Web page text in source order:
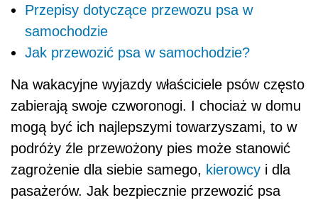
Przepisy dotyczące przewozu psa w
samochodzie
Jak przewozić psa w samochodzie?
Na wakacyjne wyjazdy właściciele psów często
zabierają swoje czworonogi. I chociaż w domu
mogą być ich najlepszymi towarzyszami, to w
podróży źle przewożony pies może stanowić
zagrożenie dla siebie samego, kierowcy i dla
pasażerów. Jak bezpiecznie przewozić psa